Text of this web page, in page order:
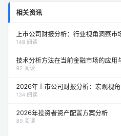
相关资讯
上市公司财报分析：行业视角洞察市
148 阅读
技术分析方法在当前金融市场的应用
92 阅读
2026年上市公司财报分析：宏观视
134 阅读
2026年投资者资产配置方案分析
89 阅读